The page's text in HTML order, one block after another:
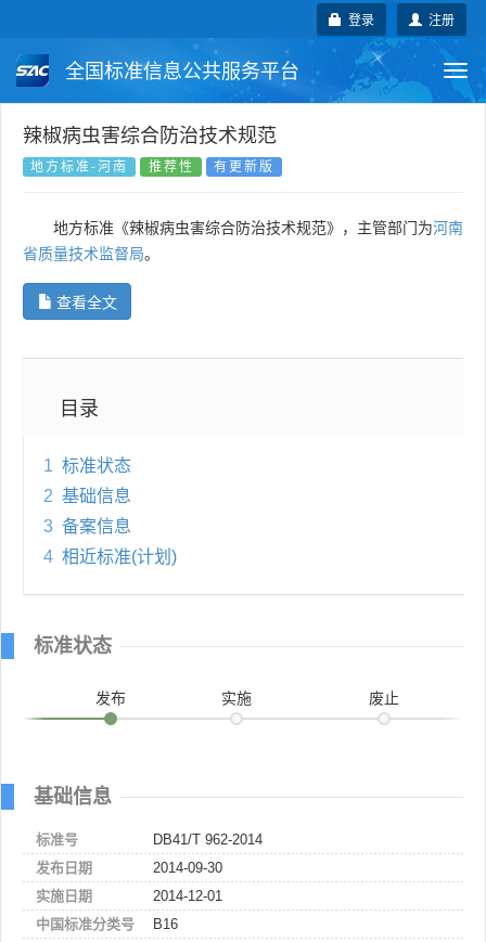
注册
登录
全国标准信息公共服务平台
国家标准 行业标准
国外标准 技术委员会
辣椒病虫害综合防治技术规范
地方标准-河南 推荐性 有更新版
地方标准《辣椒病虫害综合防治技术规范》，主管部门为河南
省质量技术监督局。
查看全文
目录
1 标准状态
2 基础信息
3 备案信息
4 相近标准(计划)
标准状态
发布 实施 废止
基础信息
标准号
DB41/T 962-2014
发布日期
2014-09-30
实施日期
2014-12-01
中国标准分类号
B16